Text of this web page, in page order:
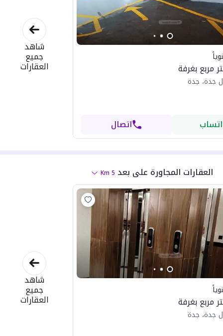
جدة، جدة
اتصال
شاهد
جميع
العقارات
العقارات المجاورة على بعد 5
Km
جدة، جدة
شاهد
جميع
العقارات